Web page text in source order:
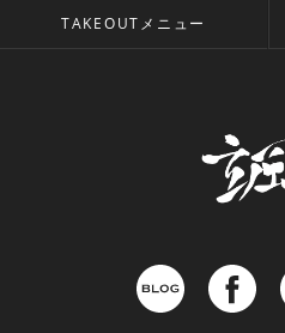
TAKEOUTメニュー